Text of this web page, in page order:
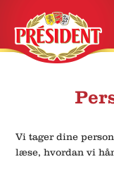
Vi tager dine
læse, hvordan vi